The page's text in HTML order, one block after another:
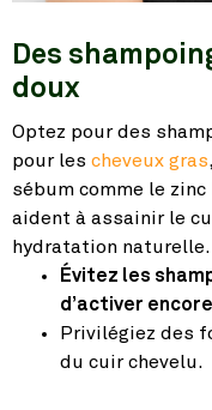
Des
doux
Optez pour des
pour les cheveux gras
sébum comme le zinc
aident à assainir le
hydratation naturelle.
Évitez les
d’activer
Privilégiez des
du cuir chevelu.